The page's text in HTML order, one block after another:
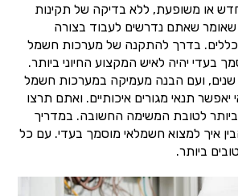
או משופעת, ללא בדיקה של תקינות
שאתם נדרשים לעבוד בצורה
בדרך להתקנה של מערכות חשמל
בעדי יהיה לאיש המקצוע החיוני ביותר.
שנים, ועם הבנה מעמיקה במערכות חשמל
תנאי מגורים איכותיים. ואתם תרצו
לטובת המשימה החשובה. במדריך
איך למצוא חשמלאי מוסמך בעדי. עם כל
ביותר.